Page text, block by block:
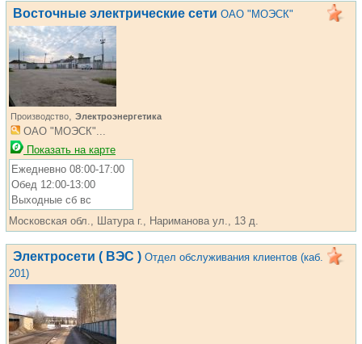
Восточные электрические сети ОАО "МОЭСК"
Производство, Электроэнергетика
ОАО "МОЭСК"...
Показать на карте
Ежедневно 08:00-17:00
Обед 12:00-13:00
Выходные сб вс
Московская обл., Шатура г., Нариманова ул., 13 д.
Электросети ( ВЭС ) Отдел обслуживания клиентов (каб.
201)